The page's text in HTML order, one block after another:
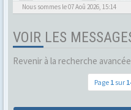
Nous sommes le 07 Aoû 2026, 15:14
VOIR LES
Revenir à la recherche avancée
Page 1 sur